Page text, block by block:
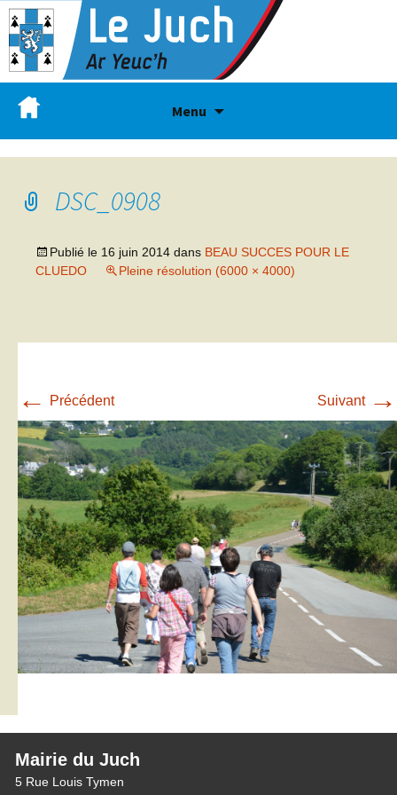
Menu
DSC_0908
Publié le 16 juin 2014 dans BEAU SUCCES POUR LE
CLUEDO
Pleine résolution (6000 × 4000)
← Précédent Suivant →
Mairie du Juch
5 Rue Louis Tymen